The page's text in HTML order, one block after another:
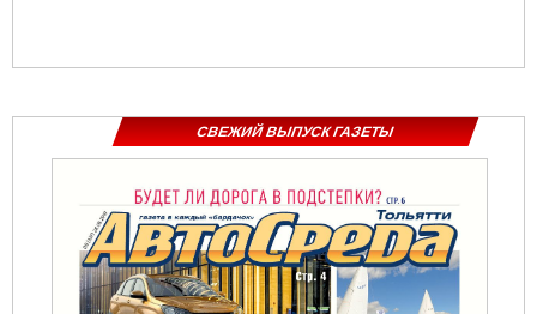
СВЕЖИЙ ВЫПУСК ГАЗЕТЫ